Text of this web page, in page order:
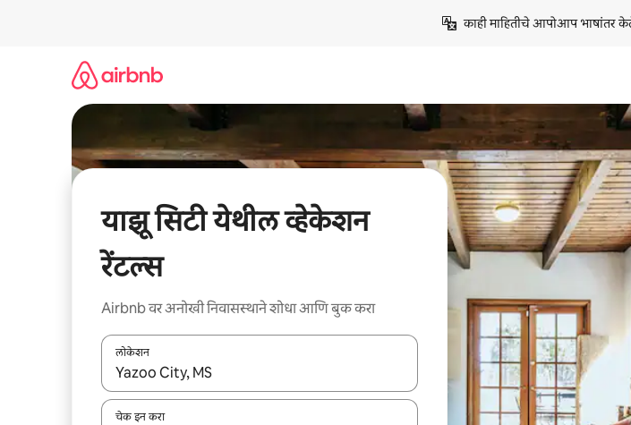
काही माहितीचे आपोआप
याझू सिटी येथील व्हेकेशन
रेंटल्स
Airbnb वर अनोखी निवासस्थाने शोधा आणि बुक करा
लोकेशन
जेव्हा परिणाम उपलब्ध असतील, तेव्हा वरच्या आणि खाली बाणांच्या किजसह नेव्हिगेट करा किंवा स्पर्शाने स्वाइप
चेक इन करा